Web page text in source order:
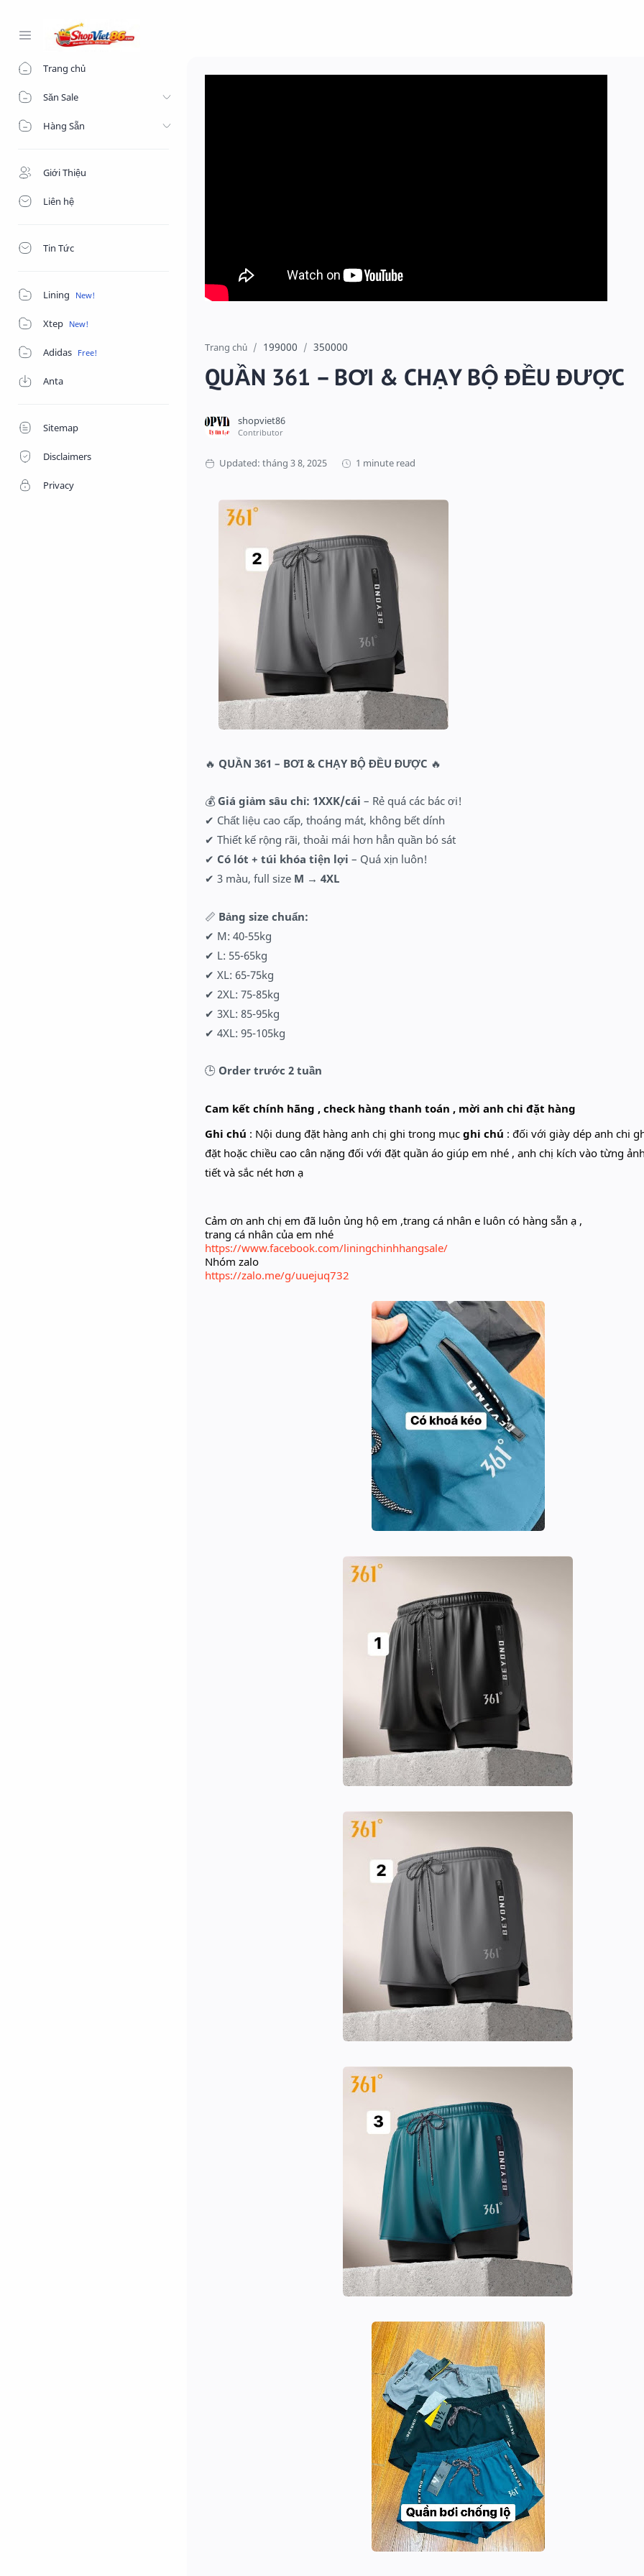
Trang chủ
Săn Sale
Hàng Sẵn
Giới Thiệu
Liên hệ
Tin Tức
Lining
Xtep
Adidas
Anta
Sitemap
Disclaimers
Privacy
Trang chủ 199000 350000
QUẦN 361 – BƠI & CHẠY BỘ ĐỀU ĐƯỢC
1 minute read
🔥 QUẦN 361 – BƠI & CHẠY BỘ ĐỀU ĐƯỢC 🔥
💰 Giá giảm sâu chỉ: 1XXK/cái – Rẻ quá các bác ơi!
✔ Chất liệu cao cấp, thoáng mát, không bết dính
✔ Thiết kế rộng rãi, thoải mái hơn hẳn quần bó sát
✔ Có lót + túi khóa tiện lợi – Quá xịn luôn!
✔ 3 màu, full size M → 4XL
📏 Bảng size chuẩn:
✔ M: 40-55kg
✔ L: 55-65kg
✔ XL: 65-75kg
✔ 2XL: 75-85kg
✔ 3XL: 85-95kg
✔ 4XL: 95-105kg
🕒 Order trước 2 tuần
Cam kết chính hãng , check hàng thanh toán , mời anh chi đặt hàng
Ghi chú : Nội dung đặt hàng anh chị ghi trong mục ghi chú : đối với giày dép anh chi
đặt hoặc chiều cao cân nặng đối với đặt quần áo giúp em nhé , anh chị kích vào từng
tiết và sắc nét hơn ạ
Cảm ơn anh chị em đã luôn ủng hộ em ,trang cá nhân e luôn có hàng sẵn ạ ,
trang cá nhân của em nhé
https://www.facebook.com/liningchinhhangsale/
Nhóm zalo
https://zalo.me/g/uuejuq732